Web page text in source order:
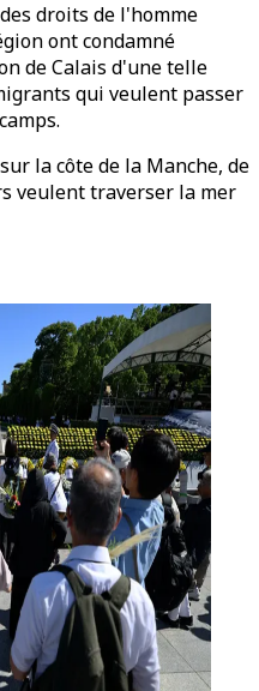
droits de l'homme
ont condamné
de Calais d'une telle
qui veulent passer
la côte de la Manche, de
veulent traverser la mer